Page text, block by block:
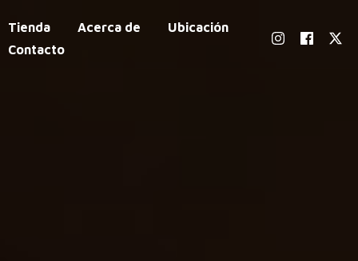
Tienda Acerca de
Ubicación
Contacto